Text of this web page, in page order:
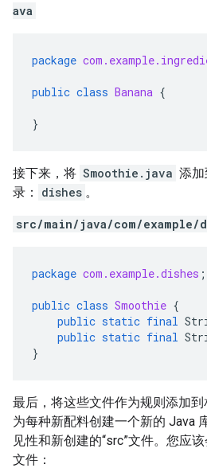
ava
package
public class Banana {
}
接下来，将 Smoothie.java 添加
录：
dishes 。
src/main/java/com/example/
package com.example.dishes ;
public class Smoothie {
public static final
public static final
}
最后，将这些文件作为规则添加到
为每种新配料创建一个新的 Java
见性和新创建的“src”文件。您应
文件：